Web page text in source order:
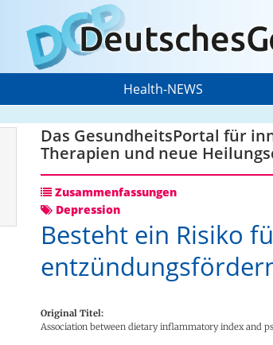
Health-NEWS
Das GesundheitsPortal für
Therapien und neue
Zusammenfassungen
Depression
Besteht ein Risiko
Original Titel:
Association between dietary inflammatory index and